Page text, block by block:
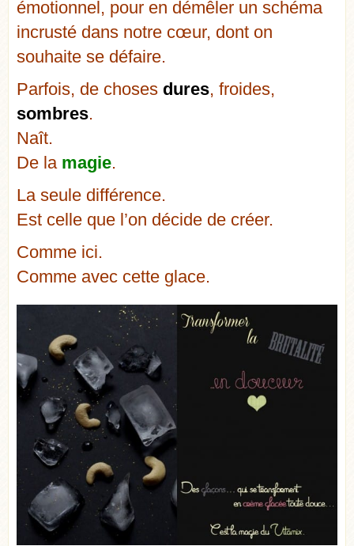
émotionnel, pour en démêler un schéma
incrusté dans notre cœur, dont on
souhaite se défaire.
Parfois, de choses dures, froides,
sombres.
Naît.
De la magie.
La seule différence.
Est celle que l’on décide de créer.
Comme ici.
Comme avec cette glace.